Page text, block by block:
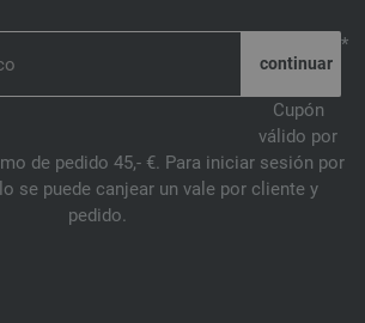
*
Cupón
válido por
de pedido 45,- €. Para iniciar sesión por
se puede canjear un vale por cliente y
pedido.